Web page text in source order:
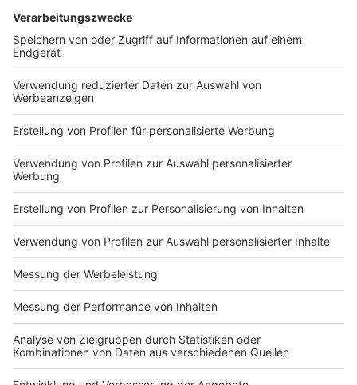
DEINE GEMERKTEN ARTIKEL
Du hast dir noch keine Artikel gemerkt
Impressum
Nutzungsbedingungen
Jobs
Kontakt
Studio-Hotline
Newsletter